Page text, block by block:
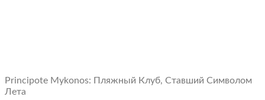
Principote Mykonos: Пляжный Клуб, Ставший Символом
Лета